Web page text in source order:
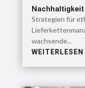
Nachhaltigkeit
Strategien für
wachsende...
WEITERLESEN